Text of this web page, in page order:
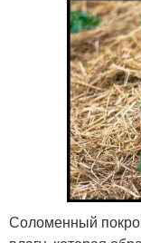
Соломенный